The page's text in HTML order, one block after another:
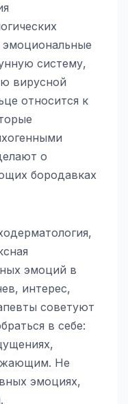
систему,
вирусной
относится к
о
бородавках
эмоций в
интерес,
советуют
в себе:
Не
эмоциях,